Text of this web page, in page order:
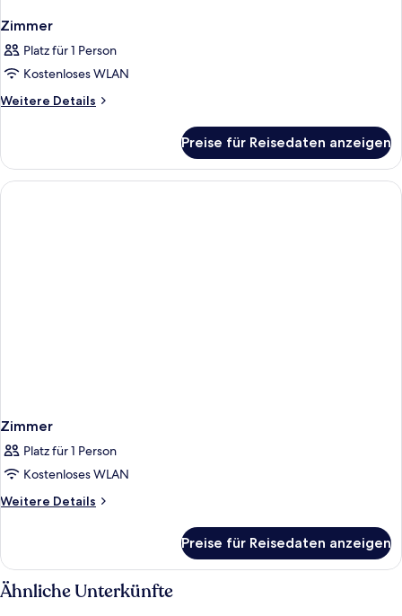
Zimmer
Platz für 1 Person
Kostenloses WLAN
Weitere Details
Weitere
Preise für Reisedaten anzeigen
Zimmer
Platz für 1 Person
Kostenloses WLAN
Weitere Details
Weitere
Preise für Reisedaten anzeigen
Ähnliche Unterkünfte